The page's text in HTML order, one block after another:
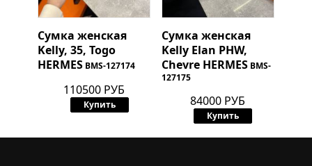
Сумка женская
Kelly, 35, Togo
HERMES BMS-127174
110500 РУБ
Купить
Сумка женская
Kelly Elan PHW,
Chevre HERMES BMS-
127175
84000 РУБ
Купить